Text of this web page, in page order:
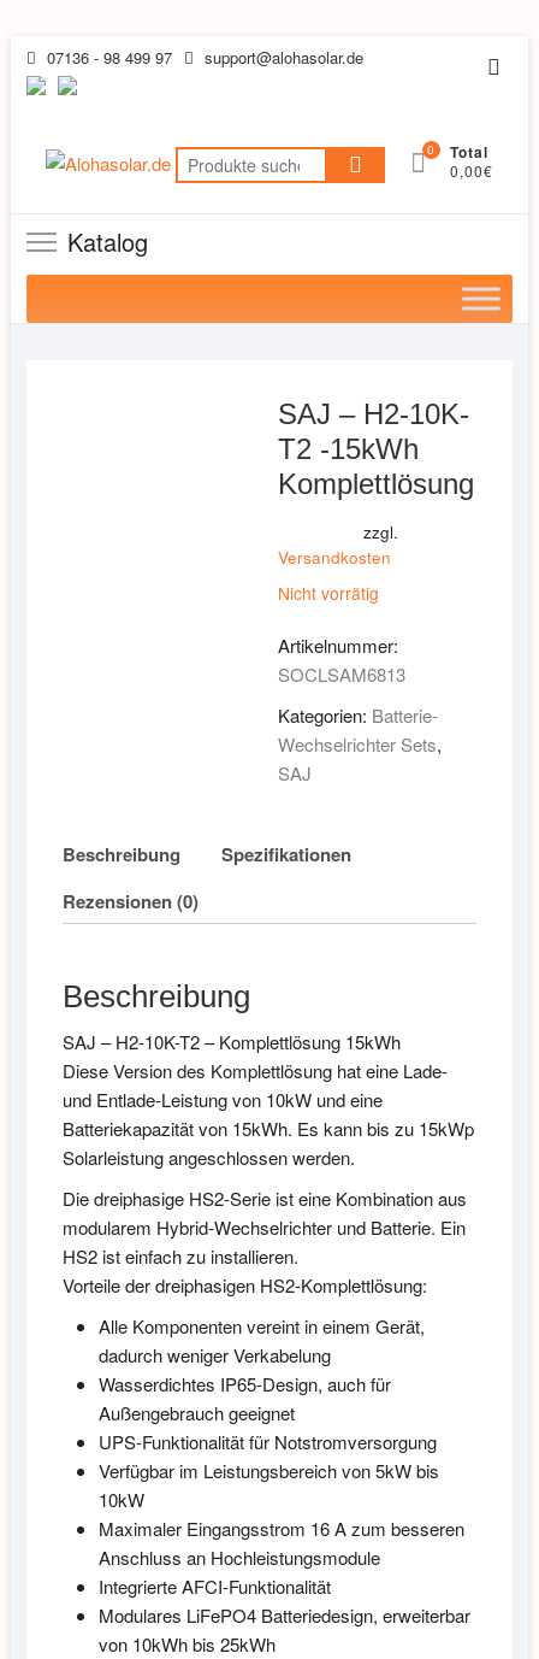
Skip 07136 - 98 499 97 support@alohasolar.de
Suchen
nach:
0 Total
0,00€
Katalog
SAJ – H2-10K-
T2 -15kWh
Komplettlösung
zzgl.
Versandkosten
Nicht vorrätig
Artikelnummer:
SOCLSAM6813
Kategorien: Batterie-
Wechselrichter Sets,
SAJ
Beschreibung
Spezifikationen
Rezensionen (0)
Beschreibung
SAJ – H2-10K-T2 – Komplettlösung 15kWh
Diese Version des Komplettlösung hat eine Lade-
und Entlade-Leistung von 10kW und eine
Batteriekapazität von 15kWh. Es kann bis zu 15kWp
Solarleistung angeschlossen werden.
Die dreiphasige HS2-Serie ist eine Kombination aus
modularem Hybrid-Wechselrichter und Batterie. Ein
HS2 ist einfach zu installieren.
Vorteile der dreiphasigen HS2-Komplettlösung:
Alle Komponenten vereint in einem Gerät,
dadurch weniger Verkabelung
Wasserdichtes IP65-Design, auch für
Außengebrauch geeignet
UPS-Funktionalität für Notstromversorgung
Verfügbar im Leistungsbereich von 5kW bis
10kW
Maximaler Eingangsstrom 16 A zum besseren
Anschluss an Hochleistungsmodule
Integrierte AFCI-Funktionalität
Modulares LiFePO4 Batteriedesign, erweiterbar
von 10kWh bis 25kWh